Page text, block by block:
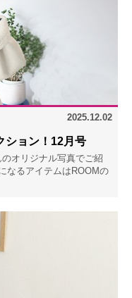
2025.12.02
ョン！12月号
オリジナル写真でご紹
なるアイテムはROOMの